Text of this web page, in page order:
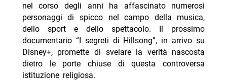
- Chad Powers 2: la seconda stagione dal 3
settembre
- The Simpsons Yellow Mirror: arriva su Disney+
- Star Wars Visions Ninth Jedi su Disney+ 5/8
- Greta favole vere Disney+ dal 6/8
nel corso degli anni ha affascinato numerosi
personaggi di spicco nel campo della musica,
dello sport e dello spettacolo. Il prossimo
documentario “I segreti di Hillsong”, in arrivo su
Disney+, promette di svelare la verità nascosta
dietro le porte chiuse di questa controversa
istituzione religiosa.